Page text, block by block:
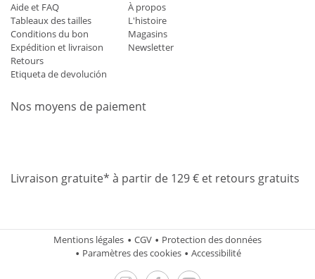
Aide et FAQ
Tableaux des tailles
Conditions du bon
Expédition et livraison
Retours
Etiqueta de devolución
À propos
L'histoire
Magasins
Newsletter
Nos moyens de paiement
Livraison gratuite* à partir de 129 € et retours gratuits
Mentions légales CGV
Protection des données
Paramètres des cookies
Accessibilité